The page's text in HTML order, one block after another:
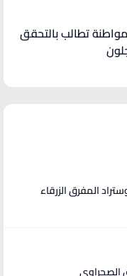
تسببت لي بمشكلة مع زوجي” .. مواطنة تطالب بالتحقق
المفرق الزرقاء
الصحراوي